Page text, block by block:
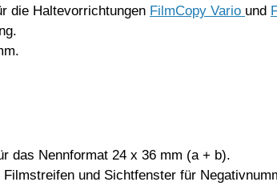
die Haltevorrichtungen FilmCopy Vario und
das Nennformat 24 x 36 mm (a + b).
und Sichtfenster für